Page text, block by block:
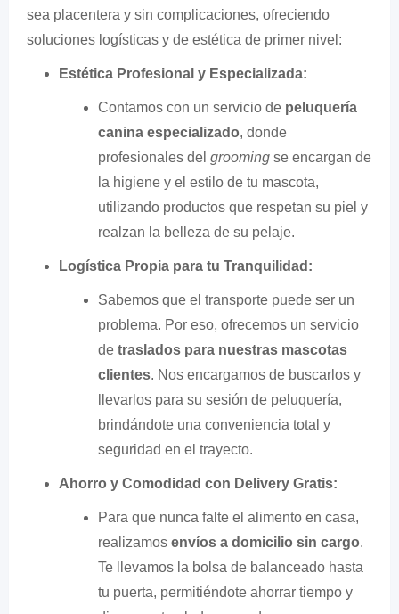
sea placentera y sin complicaciones, ofreciendo
soluciones logísticas y de estética de primer nivel:
Estética Profesional y Especializada:
Contamos con un servicio de peluquería
canina especializado, donde
profesionales del grooming se encargan de
la higiene y el estilo de tu mascota,
utilizando productos que respetan su piel y
realzan la belleza de su pelaje.
Logística Propia para tu Tranquilidad:
Sabemos que el transporte puede ser un
problema. Por eso, ofrecemos un servicio
de traslados para nuestras mascotas
clientes. Nos encargamos de buscarlos y
llevarlos para su sesión de peluquería,
brindándote una conveniencia total y
seguridad en el trayecto.
Ahorro y Comodidad con Delivery Gratis:
Para que nunca falte el alimento en casa,
realizamos envíos a domicilio sin cargo.
Te llevamos la bolsa de balanceado hasta
tu puerta, permitiéndote ahorrar tiempo y